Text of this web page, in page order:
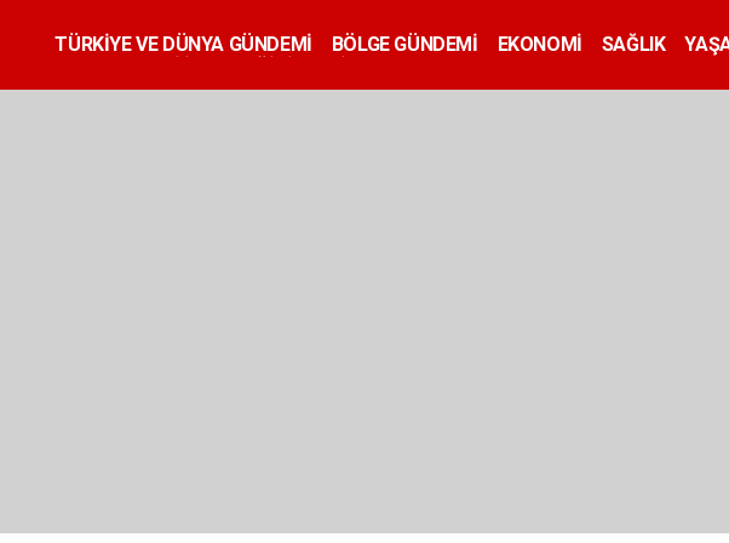
TÜRKİYE VE DÜNYA GÜNDEMİ BÖLGE GÜNDEMİ EKONOMİ SAĞLIK